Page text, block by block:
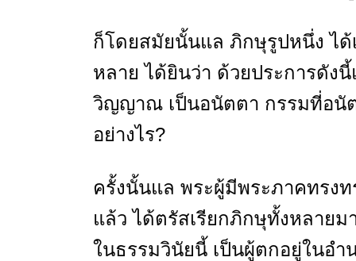
ก็โดยสมัยนั้นแล ภิกษุรูปหนึ่ง ได้
หลาย ได้ยินว่า ด้วยประการดัง
วิญญาณ เป็นอนัตตา กรรมที่อนั
อย่างไร?
ครั้งนั้นแล พระผู้มีพระภาคทรง
แล้ว ได้ตรัสเรียกภิกษุทั้งหลาย
ในธรรมวินัยนี้ เป็นผู้ตกอยู่ในอ